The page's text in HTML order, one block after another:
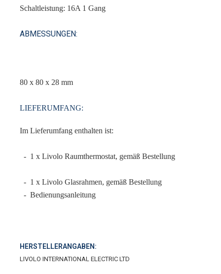
Schaltleistung: 16A 1 Gang
ABMESSUNGEN:
80 x 80 x 28 mm
LIEFERUMFANG:
Im Lieferumfang enthalten ist:
- 1 x Livolo Raumthermostat, gemäß Bestellung
- 1 x Livolo Glasrahmen, gemäß Bestellung
- Bedienungsanleitung
HERSTELLERANGABEN:
LIVOLO INTERNATIONAL ELECTRIC LTD